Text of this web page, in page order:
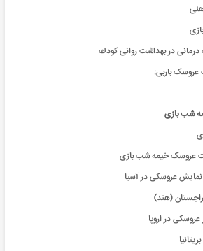
در بهداشت روانی كودك
عروسک باربی:
شب بازی
عروسک خیمه شب بازی
نمایش عروسکی در آسیا
(هند)
عروسکی در اروپا